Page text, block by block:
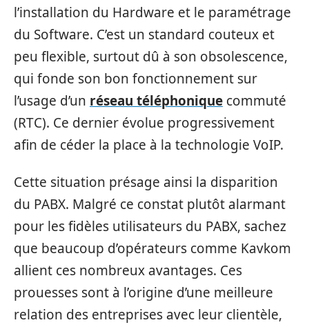
l’installation du Hardware et le paramétrage
du Software. C’est un standard couteux et
peu flexible, surtout dû à son obsolescence,
qui fonde son bon fonctionnement sur
l’usage d’un réseau téléphonique commuté
(RTC). Ce dernier évolue progressivement
afin de céder la place à la technologie VoIP.
Cette situation présage ainsi la disparition
du PABX. Malgré ce constat plutôt alarmant
pour les fidèles utilisateurs du PABX, sachez
que beaucoup d’opérateurs comme Kavkom
allient ces nombreux avantages. Ces
prouesses sont à l’origine d’une meilleure
relation des entreprises avec leur clientèle,